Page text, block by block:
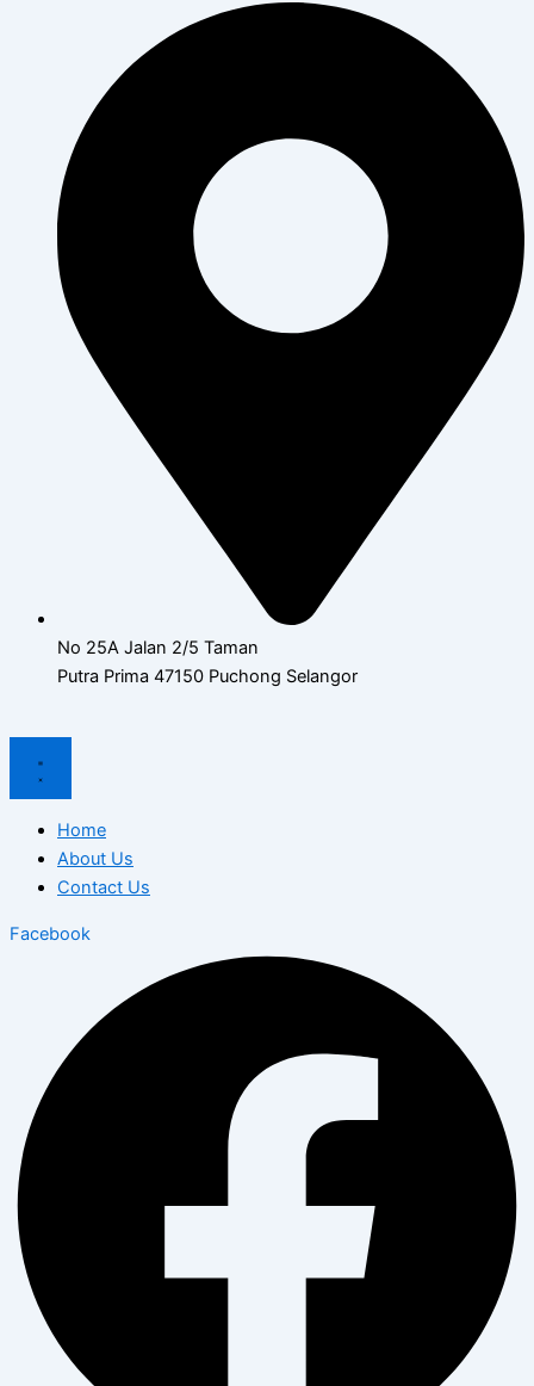
No 25A Jalan 2/5 Taman
Putra Prima 47150 Puchong Selangor
Home
About Us
Contact Us
Facebook